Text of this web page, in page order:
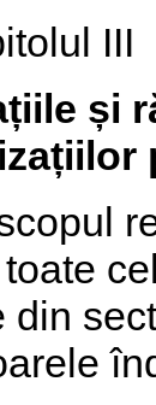
III
și
din